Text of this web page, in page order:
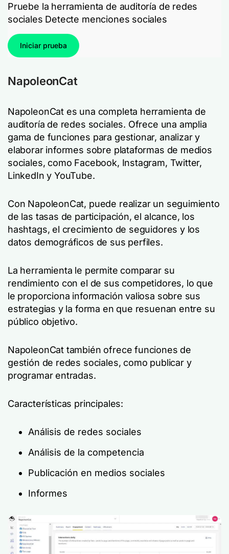
Pruebe la herramienta de auditoría de redes
sociales Detecte menciones sociales
Iniciar prueba
NapoleonCat
NapoleonCat es una completa herramienta de
auditoría de redes sociales. Ofrece una amplia
gama de funciones para gestionar, analizar y
elaborar informes sobre plataformas de medios
sociales, como Facebook, Instagram, Twitter,
LinkedIn y YouTube.
Con NapoleonCat, puede realizar un seguimiento
de las tasas de participación, el alcance, los
hashtags, el crecimiento de seguidores y los
datos demográficos de sus perfiles.
La herramienta le permite comparar su
rendimiento con el de sus competidores, lo que
le proporciona información valiosa sobre sus
estrategias y la forma en que resuenan entre su
público objetivo.
NapoleonCat también ofrece funciones de
gestión de redes sociales, como publicar y
programar entradas.
Características principales:
Análisis de redes sociales
Análisis de la competencia
Publicación en medios sociales
Informes